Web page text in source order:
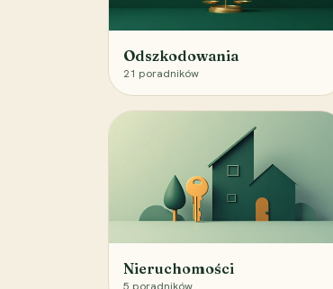
Odszkodowania
21 poradników
Nieruchomości